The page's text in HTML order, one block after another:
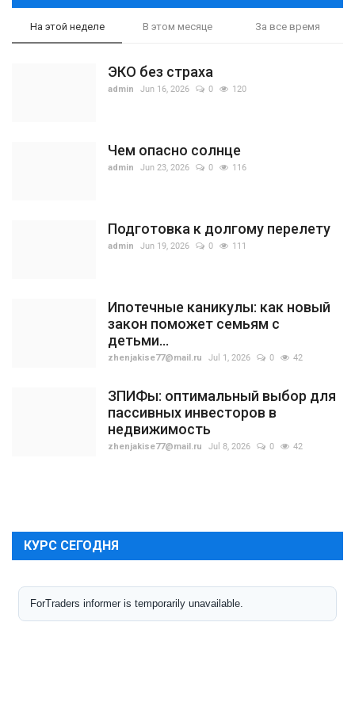
На этой неделе В этом месяце За все время
ЭКО без страха
admin Jun 16, 2026 0 120
Чем опасно солнце
admin Jun 23, 2026 0 116
Подготовка к долгому перелету
admin Jun 19, 2026 0 111
Ипотечные каникулы: как новый
закон поможет семьям с
детьми...
zhenjakise77@mail.ru Jul 1, 2026 0 42
ЗПИФы: оптимальный выбор для
пассивных инвесторов в
недвижимость
zhenjakise77@mail.ru Jul 8, 2026 0 42
КУРС СЕГОДНЯ